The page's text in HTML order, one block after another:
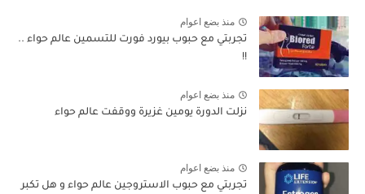
منذ بضع اعوام
تجربتي مع حبوب بيورد فورت للتسمين عالم حواء ..
!!
منذ بضع اعوام
نزلت الدورة يومين غزيرة ووقفت عالم حواء
منذ بضع اعوام
تجربتي مع حبوب الاستروجين عالم حواء و هل تكبر